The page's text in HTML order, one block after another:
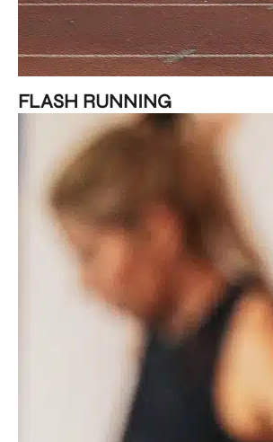
FLASH RUNNING